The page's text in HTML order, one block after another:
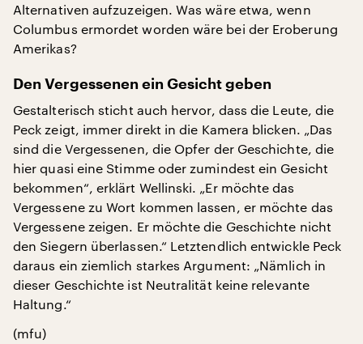
Alternativen aufzuzeigen. Was wäre etwa, wenn
Columbus ermordet worden wäre bei der Eroberung
Amerikas?
Den Vergessenen ein Gesicht geben
Gestalterisch sticht auch hervor, dass die Leute, die
Peck zeigt, immer direkt in die Kamera blicken. „Das
sind die Vergessenen, die Opfer der Geschichte, die
hier quasi eine Stimme oder zumindest ein Gesicht
bekommen“, erklärt Wellinski. „Er möchte das
Vergessene zu Wort kommen lassen, er möchte das
Vergessene zeigen. Er möchte die Geschichte nicht
den Siegern überlassen.“ Letztendlich entwickle Peck
daraus ein ziemlich starkes Argument: „Nämlich in
dieser Geschichte ist Neutralität keine relevante
Haltung.“
(mfu)